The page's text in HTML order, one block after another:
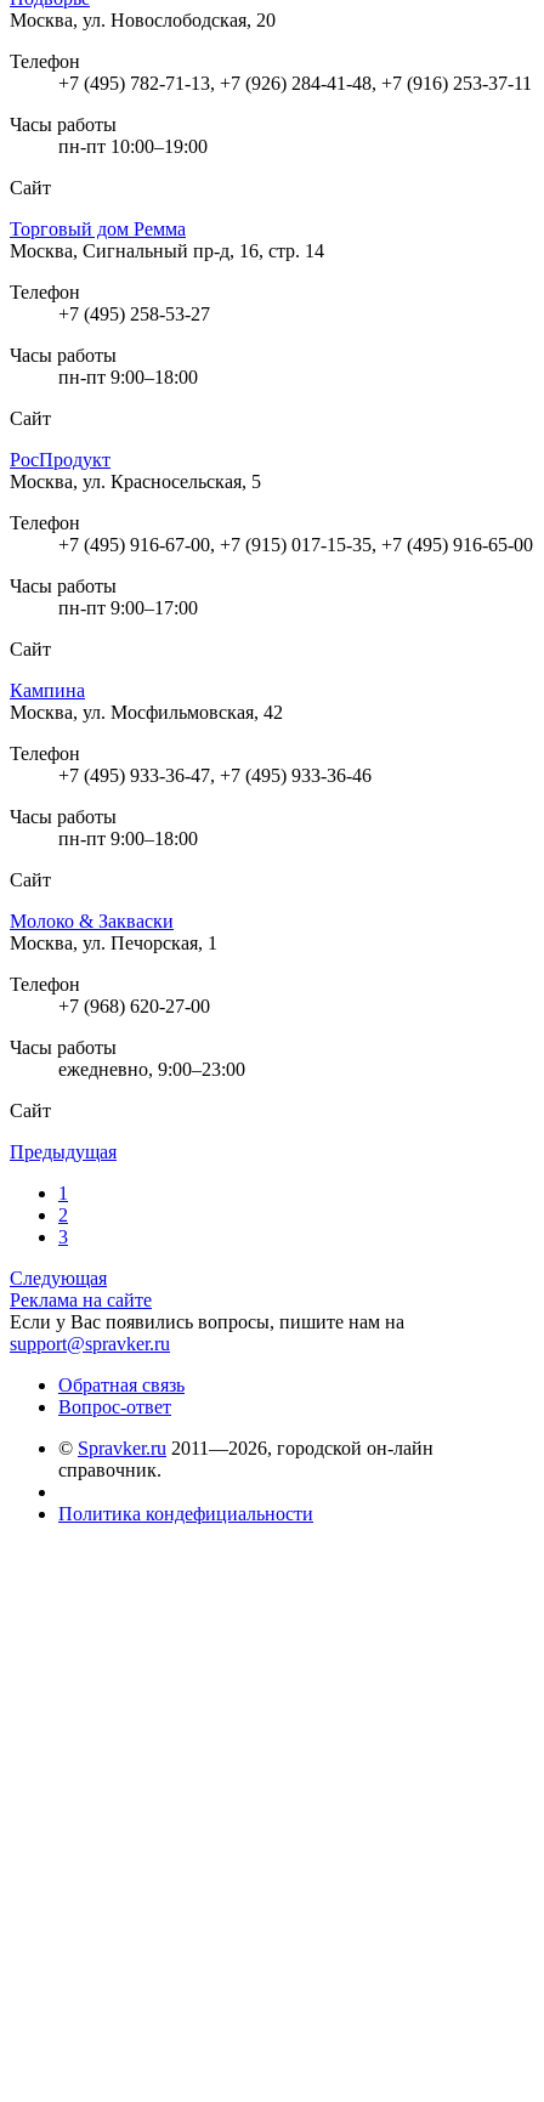
Москва, ул. Новослободская, 20
Телефон
+7 (495) 782-71-13, +7 (926) 284-41-48, +7 (916) 253-37-11
Часы работы
пн-пт 10:00–19:00
Сайт
Торговый дом Ремма
Москва, Сигнальный пр-д, 16, стр. 14
Телефон
+7 (495) 258-53-27
Часы работы
пн-пт 9:00–18:00
Сайт
РосПродукт
Москва, ул. Красносельская, 5
Телефон
+7 (495) 916-67-00, +7 (915) 017-15-35, +7 (495) 916-65-00
Часы работы
пн-пт 9:00–17:00
Сайт
Кампина
Москва, ул. Мосфильмовская, 42
Телефон
+7 (495) 933-36-47, +7 (495) 933-36-46
Часы работы
пн-пт 9:00–18:00
Сайт
Молоко & Закваски
Москва, ул. Печорская, 1
Телефон
+7 (968) 620-27-00
Часы работы
ежедневно, 9:00–23:00
Сайт
Предыдущая
1
2
3
Следующая
Реклама на сайте
Если у Вас появились вопросы, пишите нам на
support@spravker.ru
Обратная связь
Вопрос-ответ
© Spravker.ru 2011—2026, городской он-лайн
справочник.
Политика кондефициальности